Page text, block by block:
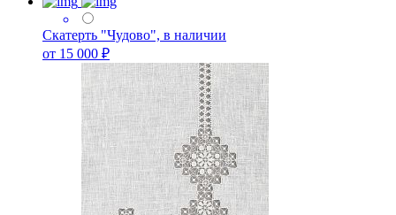
Скатерть "Чудово", в наличии
от 15 000 ₽